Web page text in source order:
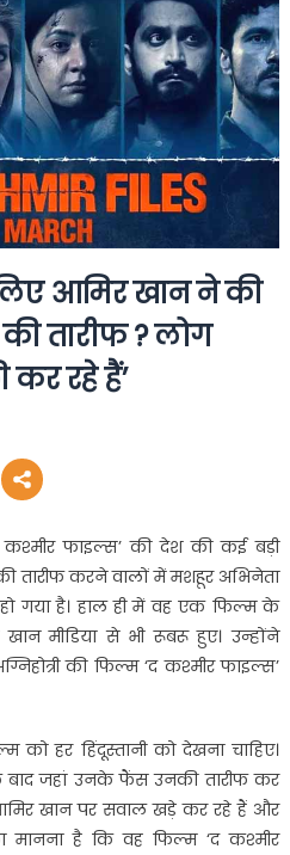
लिए आमिर खान ने की
तारीफ ? लोग
रहे हैं’
कश्मीर फाइल्स’ की देश की कई बड़ी
तारीफ करने वालों में मशहूर अभिनेता
गया है। हाल ही में वह एक फिल्म के
मीडिया से भी रूबरू हुए। उन्होंने
की फिल्म ‘द कश्मीर फाइल्स’
हर हिंदूस्तानी को देखना चाहिए।
जहां उनके फैंस उनकी तारीफ कर
खान पर सवाल खड़े कर रहे हैं और
मानना है कि वह फिल्म ‘द कश्मीर